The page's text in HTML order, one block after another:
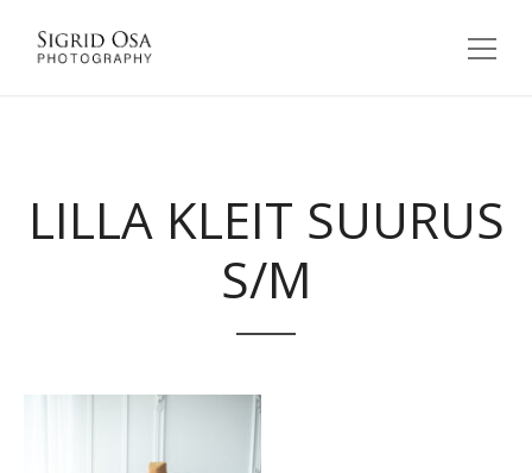
LILLA KLEIT SUURUS
S/M